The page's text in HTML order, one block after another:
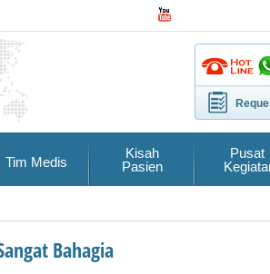
Tim Medis
Kisah
Pasien
Pusat
Bahagia